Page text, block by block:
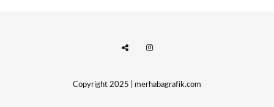
Copyright 2025 | merhabagrafik.com